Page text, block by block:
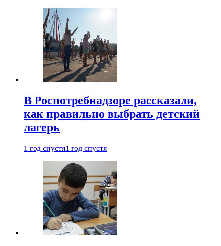
В Роспотребнадзоре рассказали,
как правильно выбрать детский
лагерь
1 год спустя1 год спустя